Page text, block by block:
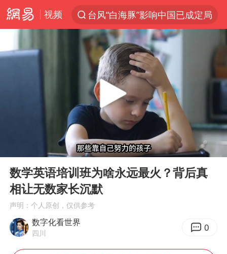
视频
台风“白海豚”影响中国已成定局
聚“绿”成势，结构转型活力足
印度暴发金迪普拉病毒
陕西柞水突发泥石流致1死2失联
“梅姨”已是老年人 死刑或适用受限
“事业单位招聘不是人情买卖”
杭州一小区17楼玻璃幕墙爆裂
李亚鹏向地铁吐血女孩捐99999元
Play
07:28
数学英语培训班为啥永远最火？背后真
相让无数家长沉默
声明：个人原创，仅供参考
数字化看世界
四川 0